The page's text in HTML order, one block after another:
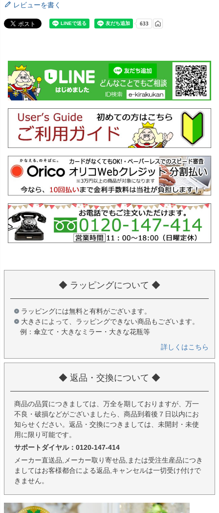
レビューを書く
◆ ラッピングについて ◆
ラッピングには無料と有料がございます。
大きさによって、ラッピングできない商品もございます。
例：傘立て・大きなミラー・大きな花瓶等
詳しくはこちら
◆ 返品・交換について ◆
商品の品質につきましては、万全を期しておりますが、万一
不良・破損などがございましたら、商品到着後７日以内にお
知らせください。返品・交換につきましては、未開封・未使
用に限り可能です。
サポートダイヤル：0120-147-414
メーカー直送品,メーカー取り寄せ品,または受注生産品につき
ましてはお客様都合による返品,キャンセルは一切受け付けで
きません。